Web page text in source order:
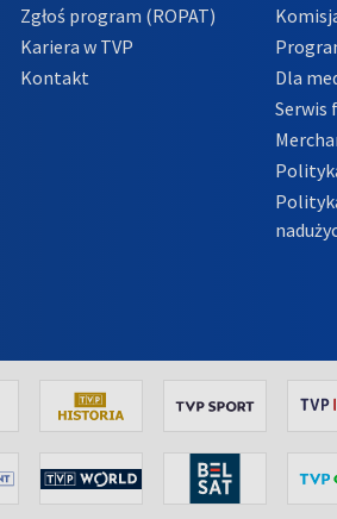
Zgłoś program (ROPAT)
Kariera w TVP
Kontakt
Dla
Serwis